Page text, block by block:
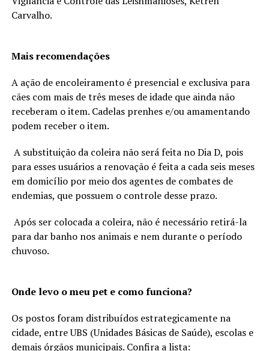
Carvalho.
Mais recomendações
A ação de encoleiramento é presencial e exclusiva para
cães com mais de três meses de idade que ainda não
receberam o item. Cadelas prenhes e/ou amamentando
podem receber o item.
A substituição da coleira não será feita no Dia D, pois
para esses usuários a renovação é feita a cada seis meses
em domicílio por meio dos agentes de combates de
endemias, que possuem o controle desse prazo.
Após ser colocada a coleira, não é necessário retirá-la
para dar banho nos animais e nem durante o período
chuvoso.
Onde levo o meu pet e como funciona?
Os postos foram distribuídos estrategicamente na
cidade, entre UBS (Unidades Básicas de Saúde), escolas e
demais órgãos municipais. Confira a lista: